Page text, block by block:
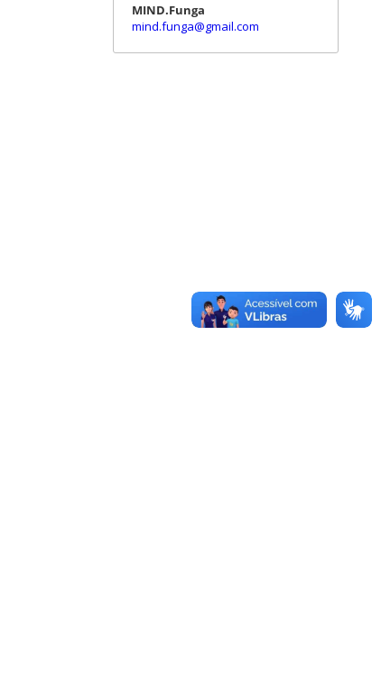
MIND.Funga
mind.funga@gmail.com